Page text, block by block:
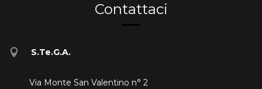
Contattaci
S.Te.G.A.
Via Monte San Valentino n° 2